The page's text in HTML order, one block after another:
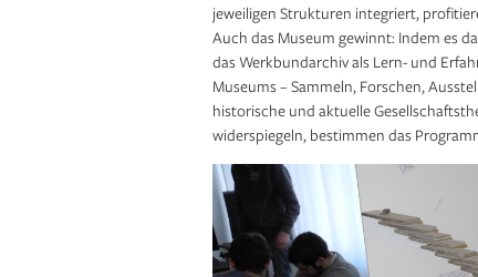
jeweiligen Strukturen integriert,
Auch das Museum gewinnt: Indem es
das Werkbundarchiv als Lern- und
Museums – Sammeln, Forschen,
historische und aktuelle
widerspiegeln, bestimmen das